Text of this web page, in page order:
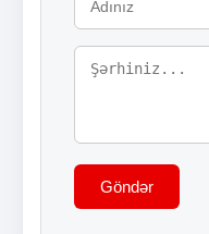
Göndər